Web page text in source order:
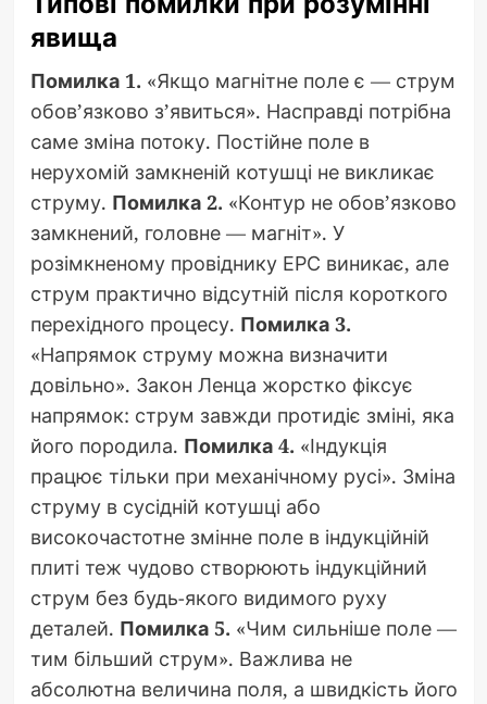
явища
Помилка 1. «Якщо магнітне поле є — струм
обов’язково з’явиться». Насправді потрібна
саме зміна потоку. Постійне поле в
нерухомій замкненій котушці не викликає
струму. Помилка 2. «Контур не обов’язково
замкнений, головне — магніт». У
розімкненому провіднику ЕРС виникає, але
струм практично відсутній після короткого
перехідного процесу. Помилка 3.
«Напрямок струму можна визначити
довільно». Закон Ленца жорстко фіксує
напрямок: струм завжди протидіє зміні, яка
його породила. Помилка 4. «Індукція
працює тільки при механічному русі». Зміна
струму в сусідній котушці або
високочастотне змінне поле в індукційній
плиті теж чудово створюють індукційний
струм без будь-якого видимого руху
деталей. Помилка 5. «Чим сильніше поле —
тим більший струм». Важлива не
абсолютна величина поля, а швидкість його